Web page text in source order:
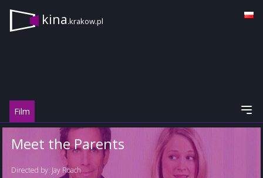
kina.krakow.pl
Film
Meet the Parents
Directed by: Jay Roach